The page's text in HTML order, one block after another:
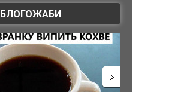
БЛОГОЖАБИ